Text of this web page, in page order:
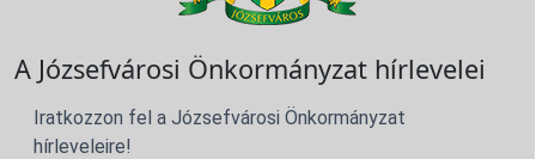
A Józsefvárosi Önkormányzat hírlevelei
Iratkozzon fel a Józsefvárosi Önkormányzat
hírleveleire!